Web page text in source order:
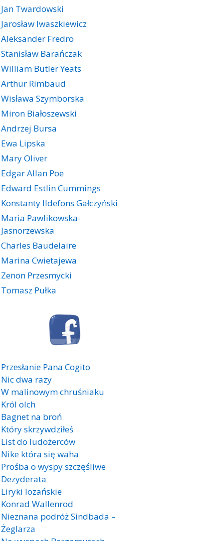
Jan Twardowski
Jarosław Iwaszkiewicz
Aleksander Fredro
Stanisław Barańczak
William Butler Yeats
Arthur Rimbaud
Wisława Szymborska
Miron Białoszewski
Andrzej Bursa
Ewa Lipska
Mary Oliver
Edgar Allan Poe
Edward Estlin Cummings
Konstanty Ildefons Gałczyński
Maria Pawlikowska-
Jasnorzewska
Charles Baudelaire
Marina Cwietajewa
Zenon Przesmycki
Tomasz Pułka
Przesłanie Pana Cogito
Nic dwa razy
W malinowym chruśniaku
Król olch
Bagnet na broń
Który skrzywdziłeś
List do ludożerców
Nike która się waha
Prośba o wyspy szczęśliwe
Dezyderata
Liryki lozańskie
Konrad Wallenrod
Nieznana podróż Sindbada –
Żeglarza